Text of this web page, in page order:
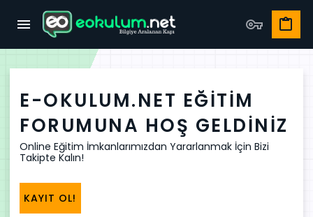
E-OKULUM.NET EĞITIM
FORUMUNA HOŞ GELDINIZ
Online Eğitim İmkanlarımızdan Yararlanmak İçin Bizi
Takipte Kalın!
KAYIT OL!